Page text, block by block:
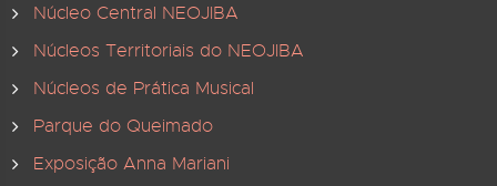
Núcleo Central NEOJIBA
Núcleos Territoriais do NEOJIBA
Núcleos de Prática Musical
Parque do Queimado
Exposição Anna Mariani